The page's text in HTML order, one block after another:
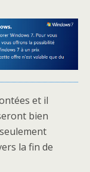
et il
bien
la fin de